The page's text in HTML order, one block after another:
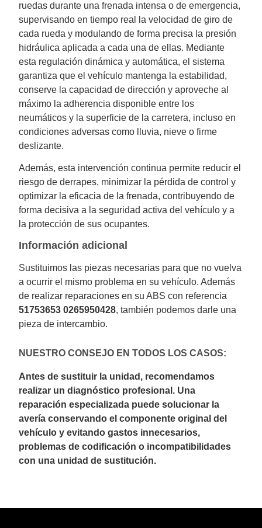
ruedas durante una frenada intensa o de emergencia,
supervisando en tiempo real la velocidad de giro de
cada rueda y modulando de forma precisa la presión
hidráulica aplicada a cada una de ellas. Mediante
esta regulación dinámica y automática, el sistema
garantiza que el vehículo mantenga la estabilidad,
conserve la capacidad de dirección y aproveche al
máximo la adherencia disponible entre los
neumáticos y la superficie de la carretera, incluso en
condiciones adversas como lluvia, nieve o firme
deslizante.
Además, esta intervención continua permite reducir el
riesgo de derrapes, minimizar la pérdida de control y
optimizar la eficacia de la frenada, contribuyendo de
forma decisiva a la seguridad activa del vehículo y a
la protección de sus ocupantes.
Información adicional
Sustituimos las piezas necesarias para que no vuelva
a ocurrir el mismo problema en su vehículo. Además
de realizar reparaciones en su ABS con referencia
51753653 0265950428, también podemos darle una
pieza de intercambio.
NUESTRO CONSEJO EN TODOS LOS CASOS:
Antes de sustituir la unidad, recomendamos
realizar un diagnóstico profesional. Una
reparación especializada puede solucionar la
avería conservando el componente original del
vehículo y evitando gastos innecesarios,
problemas de codificación o incompatibilidades
con una unidad de sustitución.